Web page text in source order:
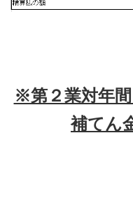
※第２業対年
補てん